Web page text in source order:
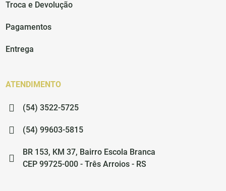
Troca e Devolução
Pagamentos
Entrega
ATENDIMENTO
(54) 3522-5725
(54) 99603-5815
BR 153, KM 37, Bairro Escola Branca
CEP 99725-000 - Três Arroios - RS